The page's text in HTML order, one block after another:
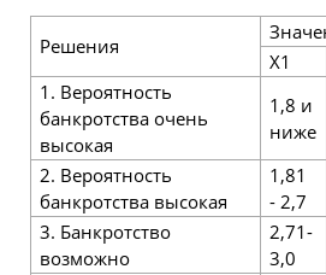
Решения
X1
1. Вероятность
банкротства очень
высокая
1,8 и
ниже
2. Вероятность
банкротства высокая
1,81
- 2,7
3. Банкротство
возможно
2,71-
3,0